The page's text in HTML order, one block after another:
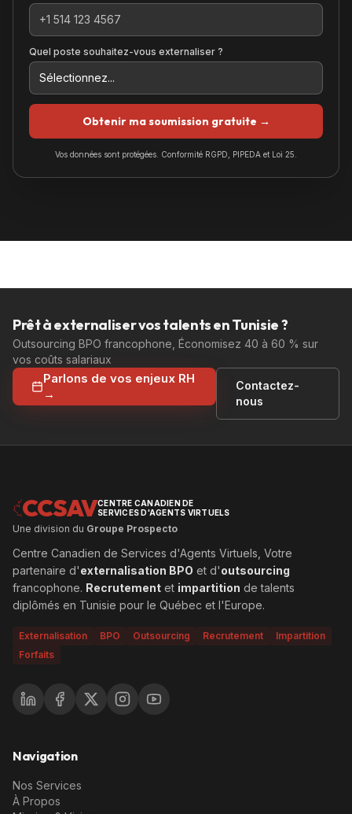
Quel poste souhaitez-vous externaliser ?
Obtenir ma soumission gratuite →
Vos données sont protégées. Conformité RGPD, PIPEDA et Loi 25.
Prêt à externaliser vos talents en Tunisie ?
Outsourcing BPO francophone, Économisez 40 à 60 % sur
vos coûts salariaux
Parlons de vos enjeux RH
→
Contactez-
nous
CCSAVCENTRE CANADIEN DE
SERVICES D'AGENTS VIRTUELS
Une division du Groupe Prospecto
Centre Canadien de Services d'Agents Virtuels, Votre
partenaire d'externalisation BPO et d'outsourcing
francophone. Recrutement et impartition de talents
diplômés en Tunisie pour le Québec et l'Europe.
Externalisation BPO Outsourcing Recrutement
Impartition
Forfaits
Navigation
Nos Services
À Propos